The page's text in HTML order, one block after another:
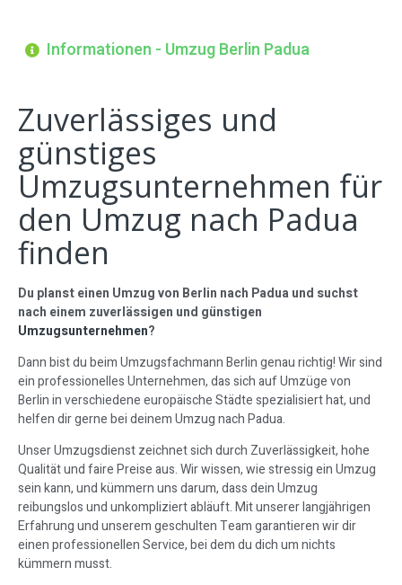
Informationen - Umzug Berlin Padua
Zuverlässiges und
günstiges
Umzugsunternehmen für
den Umzug nach Padua
finden
Du planst einen Umzug von Berlin nach Padua und suchst
nach einem zuverlässigen und günstigen
Umzugsunternehmen?
Dann bist du beim Umzugsfachmann Berlin genau richtig! Wir sind
ein professionelles Unternehmen, das sich auf Umzüge von
Berlin in verschiedene europäische Städte spezialisiert hat, und
helfen dir gerne bei deinem Umzug nach Padua.
Unser Umzugsdienst zeichnet sich durch Zuverlässigkeit, hohe
Qualität und faire Preise aus. Wir wissen, wie stressig ein Umzug
sein kann, und kümmern uns darum, dass dein Umzug
reibungslos und unkompliziert abläuft. Mit unserer langjährigen
Erfahrung und unserem geschulten Team garantieren wir dir
einen professionellen Service, bei dem du dich um nichts
kümmern musst.